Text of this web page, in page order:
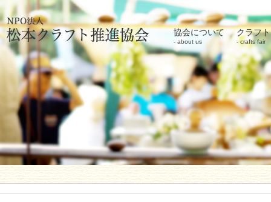
協会について
about us
クラフ
crafts fair